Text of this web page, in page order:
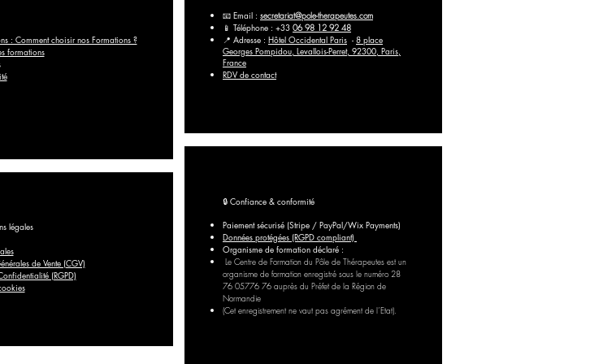
: Comment choisir nos Formations ?
formations
légales
de Vente (CGV)
(RGPD)
📧 Email : secretariat@pole-therapeutes.com
📱 Téléphone : +33 06 98 12 92 48
📍 Adresse : Hôtel Occidental Paris - 8 place
Georges Pompidou, Levallois-Perret, 92300, Paris,
France
RDV de contact
🔒 Confiance & conformité
Paiement sécurisé (Stripe / PayPal/Wix Payments)
Données protégées (RGPD compliant)
Organisme de formation déclaré :
Le Centre de Formation du Pôle de Thérapeutes est un
organisme de formation enregistré sous le numéro 28
76 05776 76 auprès du Préfet de la Région de
Normandie
(Cet enregistrement ne vaut pas agrément de l’Etat).